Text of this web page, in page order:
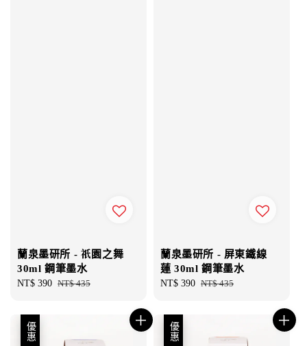
蘭泉墨研所 - 祇園之舞
30ml 鋼筆墨水
Sale
NT$ 390 Regular
NT$ 435
蘭泉墨研所 - 屏東鐵線
蓮 30ml 鋼筆墨水
Sale
NT$ 390 Regular
NT$ 435
優惠 優惠